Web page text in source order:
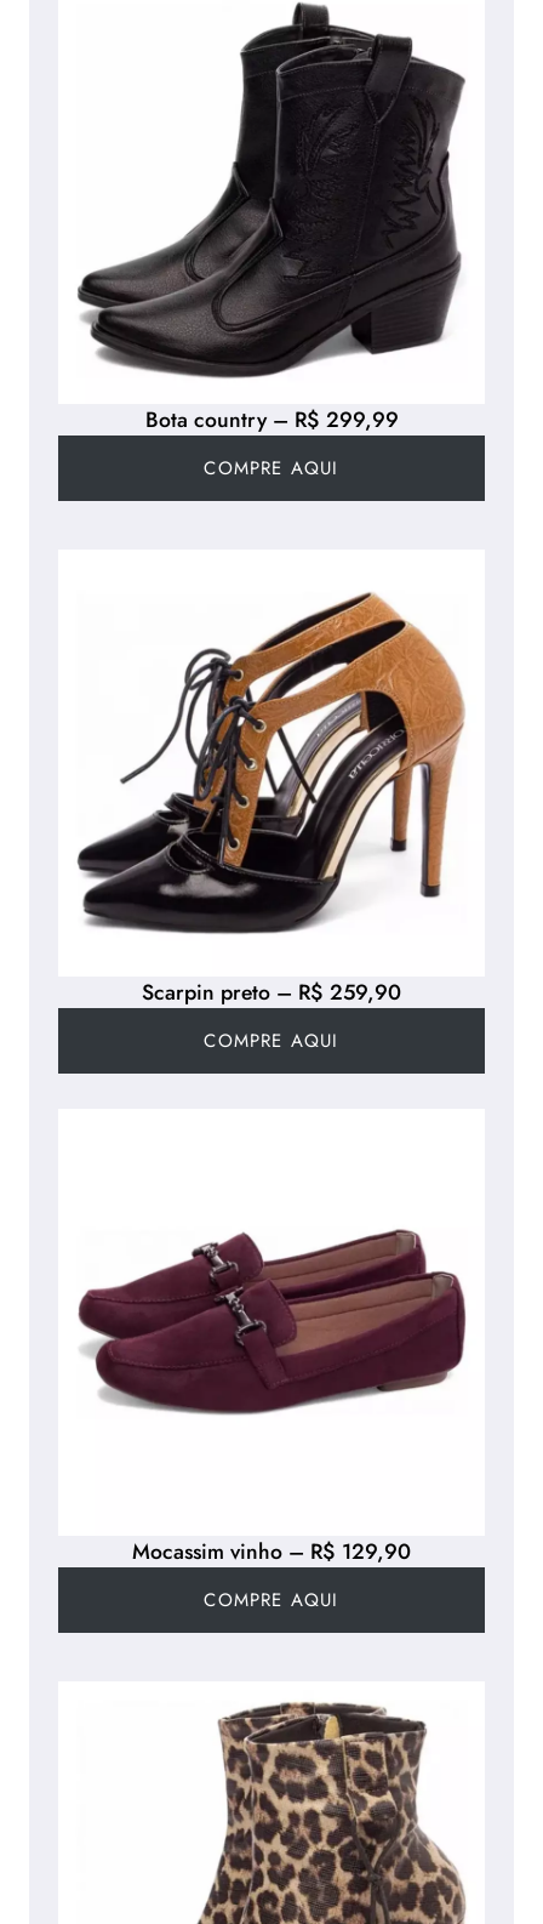
Scarpin preto – R$ 259,90
COMPRE AQUI
Bota country – R$ 299,99
COMPRE AQUI
Mocassim vinho – R$ 129,90
COMPRE AQUI